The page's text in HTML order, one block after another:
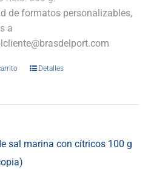
de formatos personalizables,
a
Detalles
sal marina con cítricos 100 g